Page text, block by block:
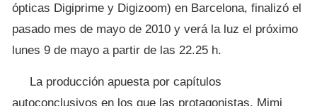
ópticas Digiprime y Digizoom) en Barcelona, finalizó el
pasado mes de mayo de 2010 y verá la luz el próximo
lunes 9 de mayo a partir de las 22.25 h.
La producción apuesta por capítulos
autoconclusivos en los que las protagonistas, Mimi